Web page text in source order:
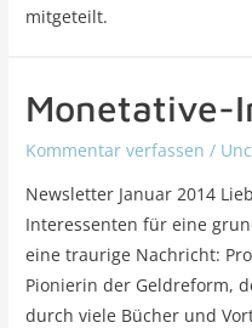
mitgeteilt.
Monetative-
Kommentar verfassen /
Newsletter Januar 2014
Interessenten für eine
eine traurige Nachricht:
Pionierin der Geldreform,
durch viele Bücher und